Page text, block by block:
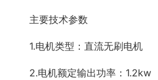
主要技术参数
1.电机类型：直流无刷电机
2.电机额定输出功率：1.2kw